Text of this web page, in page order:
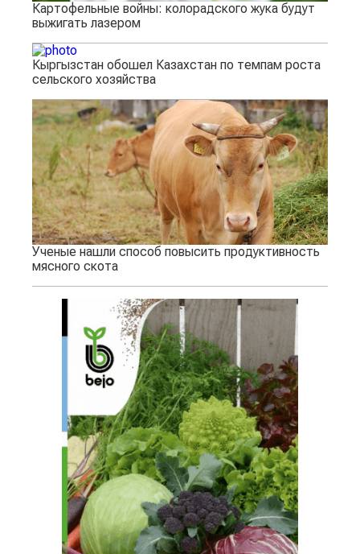
Картофельные войны: колорадского жука будут
выжигать лазером
Кыргызстан обошел Казахстан по темпам роста
сельского хозяйства
Ученые нашли способ повысить продуктивность
мясного скота